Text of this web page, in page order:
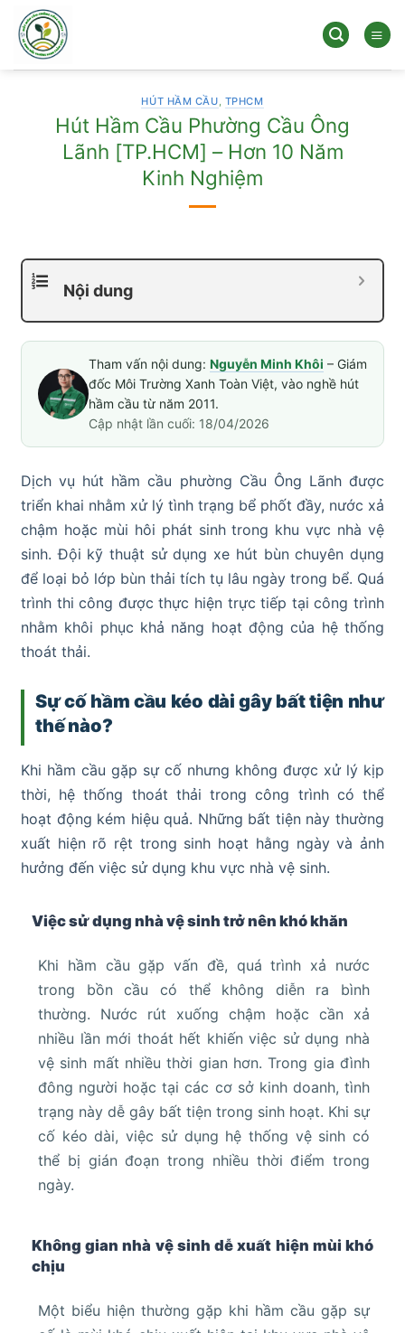
qua
dung
HÚT HẦM CẦU, TPHCM
Hút Hầm Cầu Phường Cầu Ông
Lãnh [TP.HCM] – Hơn 10 Năm
Kinh Nghiệm
Nội dung
Tham vấn nội dung: Nguyễn Minh Khôi – Giám
đốc Môi Trường Xanh Toàn Việt, vào nghề hút
hầm cầu từ năm 2011.
Cập nhật lần cuối: 18/04/2026
Dịch vụ hút hầm cầu phường Cầu Ông Lãnh được
triển khai nhằm xử lý tình trạng bể phốt đầy, nước xả
chậm hoặc mùi hôi phát sinh trong khu vực nhà vệ
sinh. Đội kỹ thuật sử dụng xe hút bùn chuyên dụng
để loại bỏ lớp bùn thải tích tụ lâu ngày trong bể. Quá
trình thi công được thực hiện trực tiếp tại công trình
nhằm khôi phục khả năng hoạt động của hệ thống
thoát thải.
Sự cố hầm cầu kéo dài gây bất tiện như
thế nào?
Khi hầm cầu gặp sự cố nhưng không được xử lý kịp
thời, hệ thống thoát thải trong công trình có thể
hoạt động kém hiệu quả. Những bất tiện này thường
xuất hiện rõ rệt trong sinh hoạt hằng ngày và ảnh
hưởng đến việc sử dụng khu vực nhà vệ sinh.
Việc sử dụng nhà vệ sinh trở nên khó khăn
Khi hầm cầu gặp vấn đề, quá trình xả nước
trong bồn cầu có thể không diễn ra bình
thường. Nước rút xuống chậm hoặc cần xả
nhiều lần mới thoát hết khiến việc sử dụng nhà
vệ sinh mất nhiều thời gian hơn. Trong gia đình
đông người hoặc tại các cơ sở kinh doanh, tình
trạng này dễ gây bất tiện trong sinh hoạt. Khi sự
cố kéo dài, việc sử dụng hệ thống vệ sinh có
thể bị gián đoạn trong nhiều thời điểm trong
ngày.
Không gian nhà vệ sinh dễ xuất hiện mùi khó
chịu
Một biểu hiện thường gặp khi hầm cầu gặp sự